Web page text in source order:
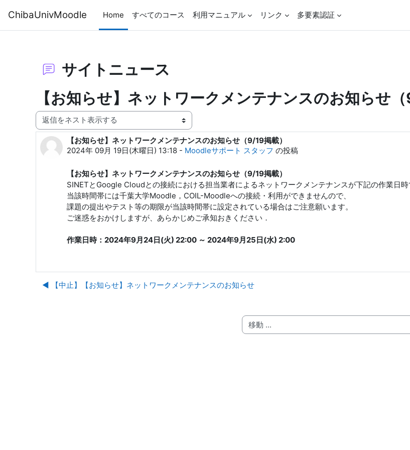
ChibaUnivMoodle Home すべてのコース 利用マニュアル リンク 多要素認証
サイトニュース
【お知らせ】ネットワークメンテナンスのお知らせ（
表示モード
【お知らせ】ネットワークメンテナンスのお知らせ（9/19掲載）
2024年 09月 19日(木曜日) 13:18 - Moodleサポート スタッフ の投稿
返信数: 0
【お知らせ】ネットワークメンテナンスのお知らせ（9/19掲載）
SINETとGoogle Cloudとの接続における担当業者によるネットワークメンテナンスが下記の作業日時
当該時間帯には千葉大学Moodle，COIL-Moodleへの接続・利用ができませんので、
課題の提出やテスト等の期限が当該時間帯に設定されている場合はご注意願います。
ご迷惑をおかけしますが、あらかじめご承知おきください．
作業日時：2024年9月24日(火) 22:00 ～ 2024年9月25日(水) 2:00
◀︎ 【中止】【お知らせ】ネットワークメンテナンスのお知らせ
移動 ...